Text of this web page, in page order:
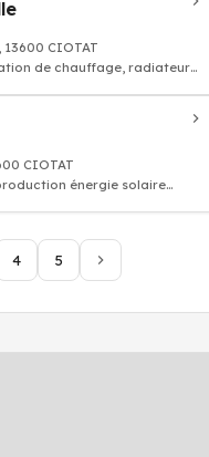
CIOTAT
de chauffage, radiateur
CIOTAT
énergie solaire
4 5